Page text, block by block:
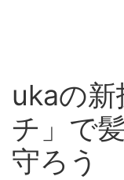
ukaの新
チ」で
守ろう